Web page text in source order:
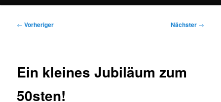
Beitragsnavigation
← Vorheriger Nächster →
Ein kleines Jubiläum zum
50sten!